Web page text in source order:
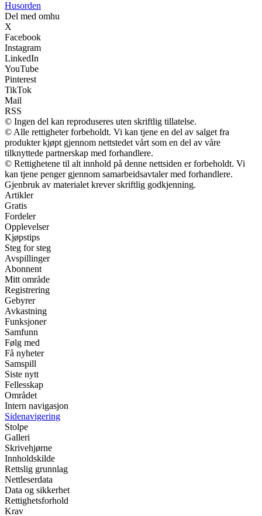
Husorden
Del med omhu
X
Facebook
Instagram
LinkedIn
YouTube
Pinterest
TikTok
Mail
RSS
© Ingen del kan reproduseres uten skriftlig tillatelse.
© Alle rettigheter forbeholdt. Vi kan tjene en del av salget fra
produkter kjøpt gjennom nettstedet vårt som en del av våre
tilknyttede partnerskap med forhandlere.
© Rettighetene til alt innhold på denne nettsiden er forbeholdt. Vi
kan tjene penger gjennom samarbeidsavtaler med forhandlere.
Gjenbruk av materialet krever skriftlig godkjenning.
Artikler
Gratis
Fordeler
Opplevelser
Kjøpstips
Steg for steg
Avspillinger
Abonnent
Mitt område
Registrering
Gebyrer
Avkastning
Funksjoner
Samfunn
Følg med
Få nyheter
Samspill
Siste nytt
Fellesskap
Området
Intern navigasjon
Sidenavigering
Stolpe
Galleri
Skrivehjørne
Innholdskilde
Rettslig grunnlag
Nettleserdata
Data og sikkerhet
Rettighetsforhold
Krav